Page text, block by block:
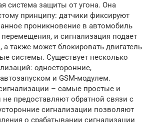
система защиты от угона. Она
принципу: датчики фиксируют
проникновение в автомобиль
и сигнализация подает
а также может блокировать двигатель
системы. Существует несколько
односторонние,
и GSM-модулем.
– самые простые и
предоставляют обратной связи с
сигнализации позволяют
о срабатывании сигнализации